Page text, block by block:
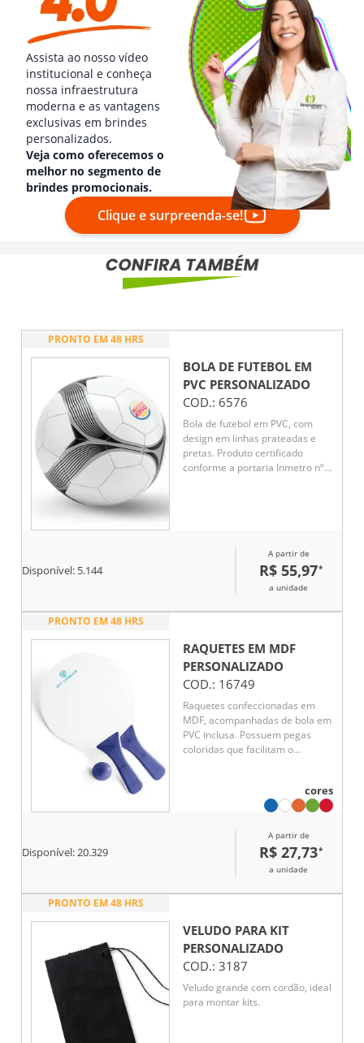
Assista ao nosso vídeo
institucional e conheça
nossa infraestrutura
moderna e as vantagens
exclusivas em brindes
personalizados.
Veja como oferecemos o
melhor no segmento de
brindes promocionais.
Clique e surpreenda-se!
PRONTO EM 48 HRS
BOLA DE FUTEBOL EM
PVC PERSONALIZADO
COD.: 6576
Bola de futebol em PVC, com
design em linhas prateadas e
pretas. Produto certificado
conforme a portaria Inmetro nº
Disponível: 5.144
A partir de
R$ 55,97*
a unidade
PRONTO EM 48 HRS
RAQUETES EM MDF
PERSONALIZADO
COD.: 16749
Raquetes confeccionadas em
MDF, acompanhadas de bola em
PVC inclusa. Possuem pegas
coloridas que facilitam o
funcional. O conjunto é indicado
para atividades recreativas e
raquetes leves e uma bola,
ambos com detalhes coloridos.
cores
Disponível:20.329
A partir de
R$ 27,73*
a unidade
PRONTO EM 48 HRS
VELUDO PARA KIT
PERSONALIZADO
COD.: 3187
Veludo grande com cordão, ideal
para montar kits.